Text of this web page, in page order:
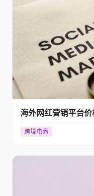
海外网红营销平台
跨境电商